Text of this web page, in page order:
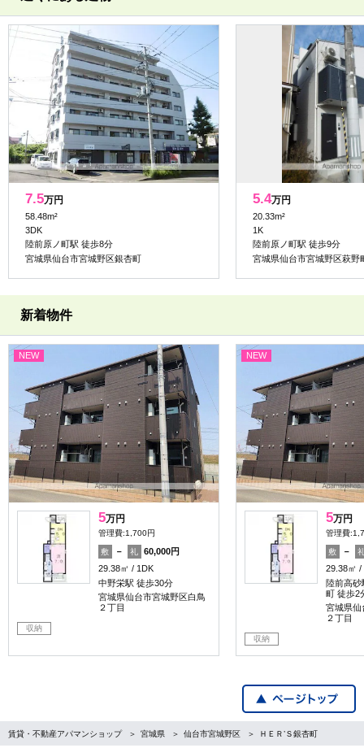
7.5万円
58.48m²
3DK
陸前原ノ町駅 徒歩8分
宮城県仙台市宮城野区銀杏町
5.4万円
20.33m²
1K
陸前原ノ町駅 徒歩9分
宮城県仙台市宮城野区萩野
新着物件
NEW
5万円
管理費:1,700円
敷 － 礼
60,000円
29.38㎡
1DK
中野栄駅 徒歩30分
宮城県仙台市宮城野区白鳥
２丁目
収納
NEW
5万円
管理費
敷 －
29.38㎡
陸前高砂
町 徒歩2
宮城県仙
２丁目
収納
賃貸・不動産アパマンショップ 宮城県 仙台市宮城野区 ＨＥＲ’Ｓ銀杏町